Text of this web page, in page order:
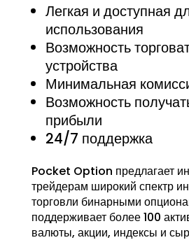
Легкая и доступная
использования
Возможность
устройства
Минимальная
Возможность
прибыли
24/7 поддержка
Pocket Option предлагает
трейдерам широкий спектр
торговли бинарными
поддерживает более 100
валюты, акции, индексы и